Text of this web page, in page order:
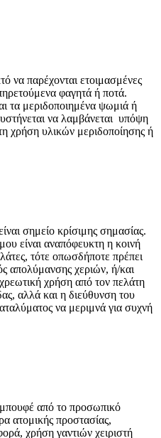
να παρέχονται ετοιμασμένες
φαγητά ή ποτά.
τα μεριδοποιημένα ψωμιά ή
να λαμβάνεται υπόψη
χρήση υλικών μεριδοποίησης ή
σημείο κρίσιμης σημασίας.
είναι αναπόφευκτη η κοινή
τότε οπωσδήποτε πρέπει
απολύμανσης χεριών, ή/και
χρήση από τον πελάτη
αλλά και η διεύθυνση του
να μεριμνά για συχνή
από το προσωπικό
ατομικής προστασίας,
χρήση γαντιών χειριστή